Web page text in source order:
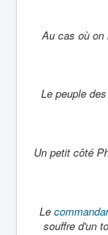
Au cas où on
Le peuple
Un petit côté
Le
souffre d'un